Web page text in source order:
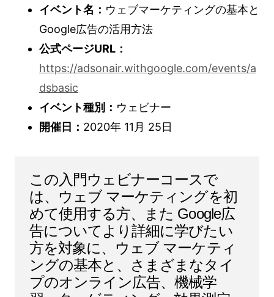
イベント名： ウェブマーケティングの基本と
Google広告の活用方法
公式ページURL：
https://adsonair.withgoogle.com/events/a
dsbasic
イベント種別： ウェビナー
開催日： 2020年 11月 25日
この入門ウェビナーコースで
は、ウェブ マーケティングを初
めて使用する方、また Google広
告についてより詳細に学びたい
方を対象に、ウェブ マーケティ
ングの基本と、さまざまなタイ
プのオンライン広告、機械学